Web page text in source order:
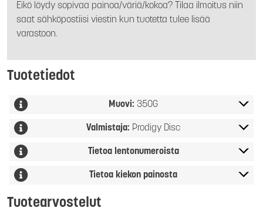
Eikö löydy sopivaa painoa/väriä/kokoa? Tilaa ilmoitus niin
saat sähköpostiisi viestin kun tuotetta tulee lisää
varastoon.
Tuotetiedot
Muovi: 350G
Valmistaja: Prodigy Disc
Tietoa lentonumeroista
Tietoa kiekon painosta
Tuotearvostelut